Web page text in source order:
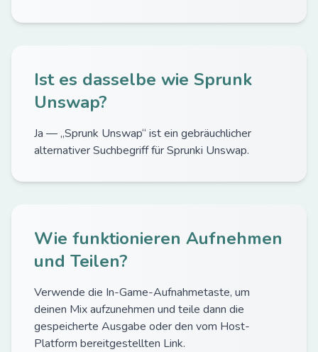
Ist es dasselbe wie Sprunk
Unswap?
Ja — „Sprunk Unswap“ ist ein gebräuchlicher
alternativer Suchbegriff für Sprunki Unswap.
Wie funktionieren Aufnehmen
und Teilen?
Verwende die In-Game-Aufnahmetaste, um
deinen Mix aufzunehmen und teile dann die
gespeicherte Ausgabe oder den vom Host-
Platform bereitgestellten Link.